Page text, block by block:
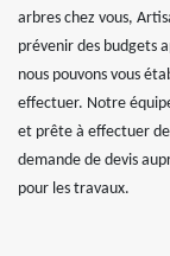
arbres chez vous,
prévenir des budgets
nous pouvons vous
effectuer. Notre
et prête à effectuer
demande de devis
pour les travaux.